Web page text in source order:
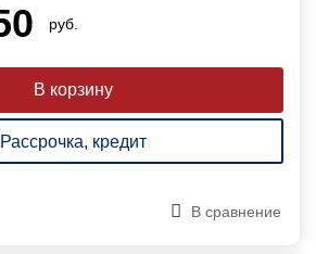
руб.
Рассрочка, кредит
В сравнение